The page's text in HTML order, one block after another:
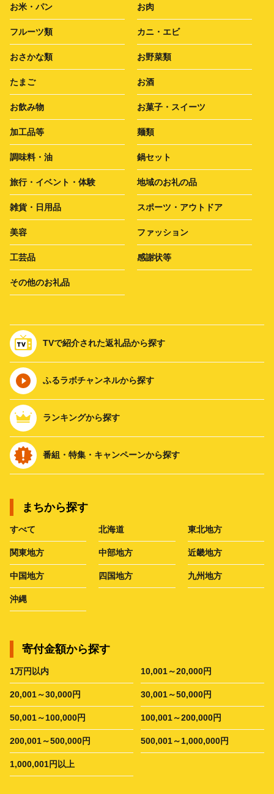
お米・パン お肉
フルーツ類 カニ・エビ
おさかな類 お野菜類
たまご お酒
お飲み物 お菓子・スイーツ
加工品等 麺類
調味料・油 鍋セット
旅行・イベント・体験 地域のお礼の品
雑貨・日用品 スポーツ・アウトドア
美容 ファッション
工芸品 感謝状等
その他のお礼品
TVで紹介された返礼品から探す
ふるラボチャンネルから探す
ランキングから探す
番組・特集・キャンペーンから探す
まちから探す
すべて 北海道 東北地方
関東地方 中部地方 近畿地方
中国地方 四国地方 九州地方
沖縄
寄付金額から探す
1万円以内 10,001～20,000円
20,001～30,000円 30,001～50,000円
50,001～100,000円 100,001～200,000円
200,001～500,000円 500,001～1,000,000円
1,000,001円以上